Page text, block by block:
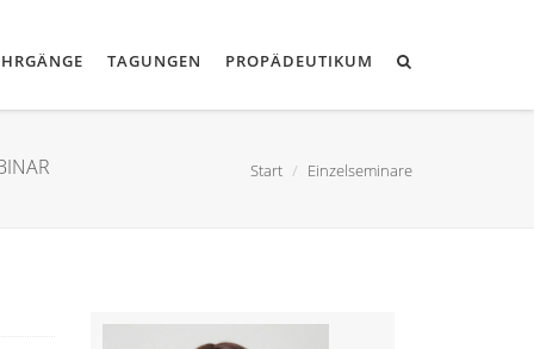
TAGUNGEN PROPÄDEUTIKUM
Start Einzelseminare